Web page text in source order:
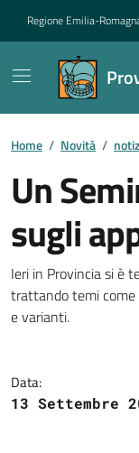
Regione Emilia-
Contenuti
Home / Novità /
Un
sugli
Dettagli
Ieri in Provincia si è
trattando temi come
e varianti.
Data:
13 Settembre